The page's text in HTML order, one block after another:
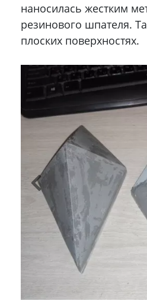
наносилась жестким
резинового шпателя.
плоских поверхностях.